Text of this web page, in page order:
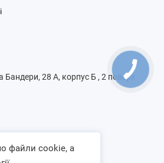
Бандери, 28 А, корпус Б , 2 поверх
файли cookie, а